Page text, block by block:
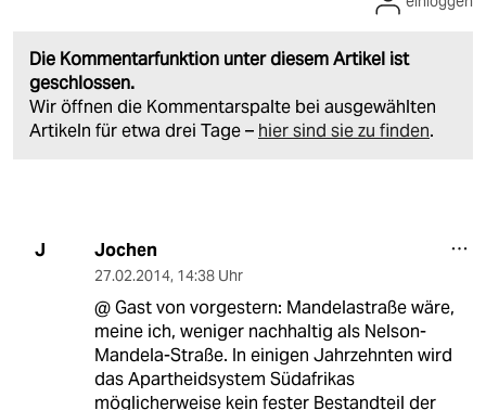
Die Kommentarfunktion unter diesem Artikel ist
geschlossen.
Wir öffnen die Kommentarspalte bei ausgewählten
Artikeln für etwa drei Tage – hier sind sie zu finden.
J Jochen
27.02.2014, 14:38 Uhr
@ Gast von vorgestern: Mandelastraße wäre,
meine ich, weniger nachhaltig als Nelson-
Mandela-Straße. In einigen Jahrzehnten wird
das Apartheidsystem Südafrikas
möglicherweise kein fester Bestandteil der